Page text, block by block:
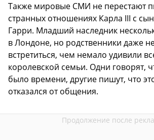
Также мировые СМИ не перестают
странных отношениях Карла III с
Гарри. Младший наследник
в Лондоне, но родственники даже
встретиться, чем немало удивили
королевской семьи. Одни говорят,
было времени, другие пишут, что
отказался от общения.